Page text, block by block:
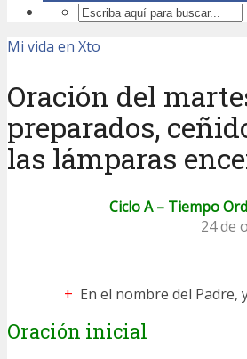
Mi vida en Xto
Oración del
preparados,
las lámparas
Ciclo A – Tiempo
24 de
+ En el nombre del Padre,
Oración inicial